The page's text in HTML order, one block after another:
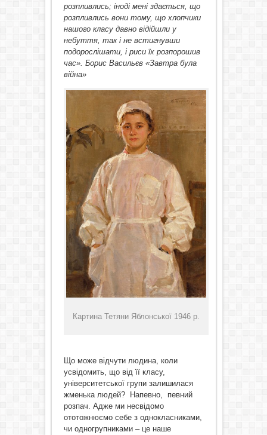
розпливлись; іноді мені здається, що
розпливлись вони тому, що хлопчики
нашого класу давно відійшли у
небуття, так і не встигнувши
подорослішати, і риси їх розпорошив
час». Борис Васильєв «Завтра була
війна»
Картина Тетяни Яблонської 1946 р.
Що може відчути людина, коли
усвідомить, що від її класу,
університетської групи залишилася
жменька людей? Напевно, певний
розпач. Адже ми несвідомо
ототожнюємо себе з однокласниками,
чи одногрупниками – це наше